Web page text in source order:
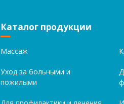
Каталог продукции
Массаж
Уход за больными и
пожилыми